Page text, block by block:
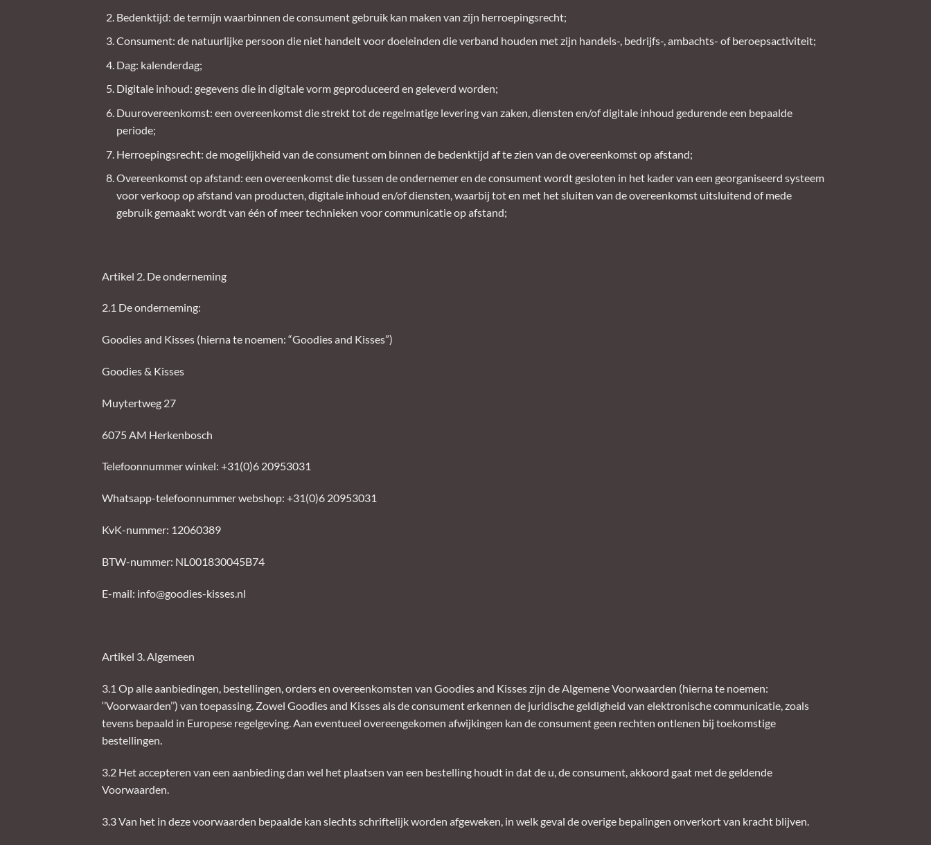
Bedenktijd: de termijn waarbinnen de consument gebruik kan maken van zijn herroepingsrecht;
Consument: de natuurlijke persoon die niet handelt voor doeleinden die verband houden met zijn handels-, bedrijfs-, ambachts- of beroepsactiviteit;
Dag: kalenderdag;
Digitale inhoud: gegevens die in digitale vorm geproduceerd en geleverd worden;
Duurovereenkomst: een overeenkomst die strekt tot de regelmatige levering van zaken, diensten en/of digitale inhoud gedurende een bepaalde
periode;
Herroepingsrecht: de mogelijkheid van de consument om binnen de bedenktijd af te zien van de overeenkomst op afstand;
Overeenkomst op afstand: een overeenkomst die tussen de ondernemer en de consument wordt gesloten in het kader van een georganiseerd systeem
voor verkoop op afstand van producten, digitale inhoud en/of diensten, waarbij tot en met het sluiten van de overeenkomst uitsluitend of mede
gebruik gemaakt wordt van één of meer technieken voor communicatie op afstand;
Artikel 2. De onderneming
2.1 De onderneming:
Goodies and Kisses (hierna te noemen: “Goodies and Kisses”)
Goodies & Kisses
Muytertweg 27
6075 AM Herkenbosch
Telefoonnummer winkel: +31(0)6 20953031
Whatsapp-telefoonnummer webshop: +31(0)6 20953031
KvK-nummer: 12060389
BTW-nummer: NL001830045B74
E-mail: info@goodies-kisses.nl
Artikel 3. Algemeen
3.1 Op alle aanbiedingen, bestellingen, orders en overeenkomsten van Goodies and Kisses zijn de Algemene Voorwaarden (hierna te noemen:
‘’Voorwaarden’’) van toepassing. Zowel Goodies and Kisses als de consument erkennen de juridische geldigheid van elektronische communicatie, zoals
tevens bepaald in Europese regelgeving. Aan eventueel overeengekomen afwijkingen kan de consument geen rechten ontlenen bij toekomstige
bestellingen.
3.2 Het accepteren van een aanbieding dan wel het plaatsen van een bestelling houdt in dat de u, de consument, akkoord gaat met de geldende
Voorwaarden.
3.3 Van het in deze voorwaarden bepaalde kan slechts schriftelijk worden afgeweken, in welk geval de overige bepalingen onverkort van kracht blijven.